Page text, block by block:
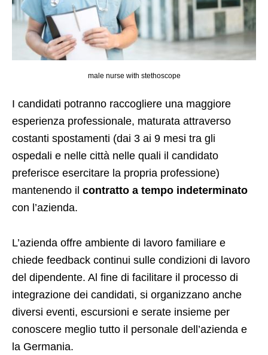
male nurse with stethoscope
I candidati potranno raccogliere una maggiore
esperienza professionale, maturata attraverso
costanti spostamenti (dai 3 ai 9 mesi tra gli
ospedali e nelle città nelle quali il candidato
preferisce esercitare la propria professione)
mantenendo il contratto a tempo indeterminato
con l’azienda.
L’azienda offre ambiente di lavoro familiare e
chiede feedback continui sulle condizioni di lavoro
del dipendente. Al fine di facilitare il processo di
integrazione dei candidati, si organizzano anche
diversi eventi, escursioni e serate insieme per
conoscere meglio tutto il personale dell’azienda e
la Germania.